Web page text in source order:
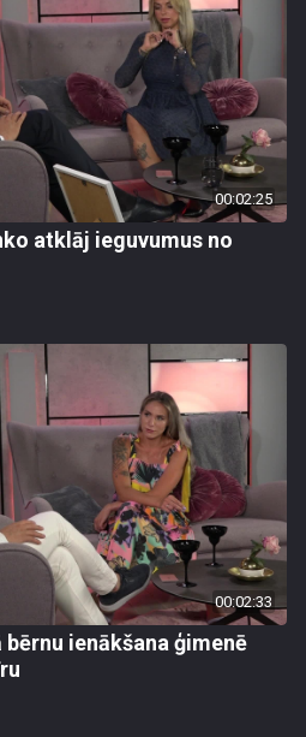
00:02:25
atklāj ieguvumus no
00:02:33
ienākšana ģimenē